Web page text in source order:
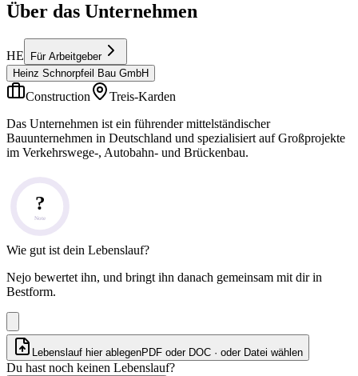
Über das Unternehmen
HE
Für Arbeitgeber
Heinz Schnorpfeil Bau GmbH
Construction
Treis-Karden
Das Unternehmen ist ein führender mittelständischer
Bauunternehmen in Deutschland und spezialisiert auf Großprojekte
im Verkehrswege-, Autobahn- und Brückenbau.
?
Note
Wie gut ist dein Lebenslauf?
Nejo bewertet ihn, und bringt ihn danach gemeinsam mit dir in
Bestform.
Lebenslauf hier ablegenPDF oder DOC · oder Datei wählen
Du hast noch keinen Lebenslauf?